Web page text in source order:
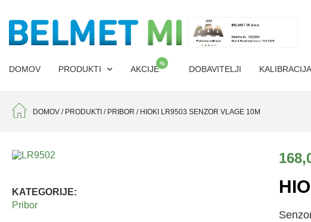
DOMOV PRODUKTI AKCIJE
%
DOBAVITELJI KALIBRACIJA
DOMOV / PRODUKTI / PRIBOR / HIOKI LR9503 SENZOR VLAGE 10M
KATEGORIJE:
Pribor